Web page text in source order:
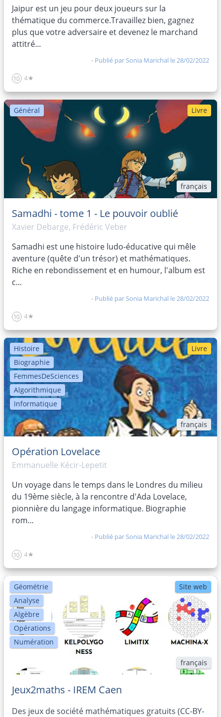
Jaipur est un jeu pour deux joueurs sur la
thématique du commerce.Travaillez bien, gagnez
plus que votre adversaire et devenez le marchand
attitré...
- Publié parSonia Marichal le 28/02/2022
10 4★
Général Livre
français
Samadhi - tome 1 - Le pouvoir oublié
Xavier Debarge, Frédéric Veber
Samadhi est une histoire ludo-éducative qui mêle
aventure (quête d'un trésor) et mathématiques.
Riche en rebondissement et en humour, l'album est
c...
- Publié parSonia Marichal le 28/02/2022
10 4★
Histoire
Biographie
FemmesDeSciences
Algorithmique
Informatique
Livre
français
Opération Lovelace
Emmanuelle Kécir-Lepetit
Un voyage dans le temps dans le Londres du milieu
du 19ème siècle, à la rencontre d'Ada Lovelace,
pionnière du langage informatique. Biographie
rom...
- Publié parSonia Marichal le 28/02/2022
10 4★
Géométrie
Analyse
Algèbre
Opérations
Numération
Site web
français
Jeux2maths - IREM Caen
Des jeux de société mathématiques gratuits (CC-BY-